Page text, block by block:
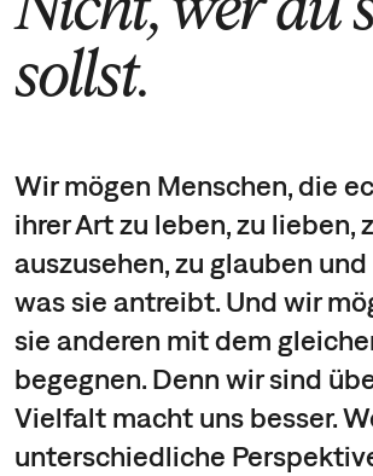
sollst.
Wir mögen Menschen, die
ihrer Art zu leben, zu lieben,
auszusehen, zu glauben
was sie antreibt. Und wir
sie anderen mit dem
begegnen. Denn wir sind
Vielfalt macht uns besser.
unterschiedliche